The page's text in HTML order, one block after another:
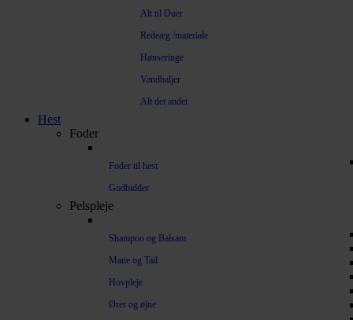
Alt til Duer
Redeæg /materiale
Hønseringe
Vandbaljer
Alt det andet
Hest
Foder
Foder til hest
Godbidder
Pelspleje
Shampoo og Balsam
Mane og Tail
Hovpleje
Ører og øjne